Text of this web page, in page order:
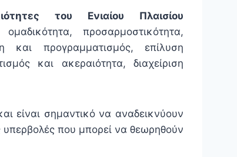
του Ενιαίου Πλαισίου
προσαρμοστικότητα,
και προγραμματισμός, επίλυση
και ακεραιότητα, διαχείριση
είναι σημαντικό να αναδεικνύουν
υπερβολές που μπορεί να θεωρηθούν